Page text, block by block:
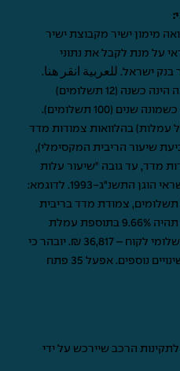
מימון ישיר מקבוצת ישיר
על מנת לקבל את נתוני
בנק ישראל. للعربية انقر هنا .
התקופה המינימלית להחזר הלוואה הינה כשנה (12 תשלומים)
והמקסימלית להחזר הלוואה הינה כשמונה שנים (100 תשלומים).
עמלות) בהלוואות צמודות מדד
(קביעת שיעור הריבית המקסימלי),
צמודות מדד, עד גובה "שיעור עלות
האשראי המרבי" בהתאם לחוק אשראי הוגן התשנ"ג-1993. לדוגמא:
בהלוואה על סך 30,000 ₪, ב- 55 תשלומים, צמודת מדד בריבית
בשיעור של 8.5%, העלות הכוללת תהיה 9.66% בתוספת עמלת
פתיחת תיק בסך 490 ₪. *סה"כ תשלומי לקוח – 36,817 ₪. יובהר כי
ההערכה כפופה לשינויים במדד ושינויים נוספים. אפעל 35 פתח
הרכב שיירכש על ידי